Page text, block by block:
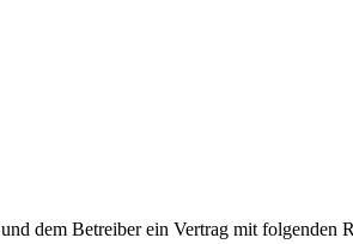
dem Betreiber ein Vertrag mit folgenden